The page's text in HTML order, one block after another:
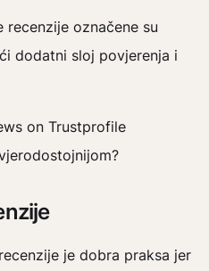
označene su
dodatni sloj povjerenja i
je dobra praksa jer